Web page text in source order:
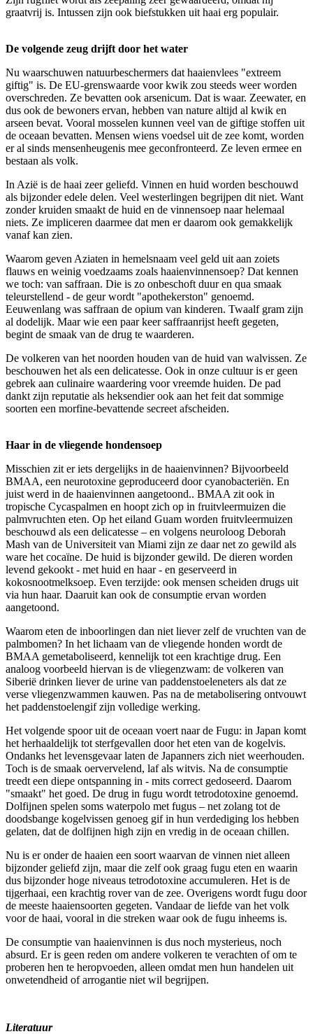
graatvrij is. Intussen zijn ook biefstukken uit haai erg populair.
De volgende zeug drijft door het water
Nu waarschuwen natuurbeschermers dat haaienvlees "extreem
giftig" is. De EU-grenswaarde voor kwik zou steeds weer worden
overschreden. Ze bevatten ook arsenicum. Dat is waar. Zeewater, en
dus ook de bewoners ervan, hebben van nature altijd al kwik en
arseen bevat. Vooral mosselen kunnen veel van de giftige stoffen uit
de oceaan bevatten. Mensen wiens voedsel uit de zee komt, worden
er al sinds mensenheugenis mee geconfronteerd. Ze leven ermee en
bestaan als volk.
In Azië is de haai zeer geliefd. Vinnen en huid worden beschouwd
als bijzonder edele delen. Veel westerlingen begrijpen dit niet. Want
zonder kruiden smaakt de huid en de vinnensoep naar helemaal
niets. Ze impliceren daarmee dat men er daarom ook gemakkelijk
vanaf kan zien.
Waarom geven Aziaten in hemelsnaam veel geld uit aan zoiets
flauws en weinig voedzaams zoals haaienvinnensoep? Dat kennen
we toch: van saffraan. Die is zo onbeschoft duur en qua smaak
teleurstellend - de geur wordt "apothekerston" genoemd.
Eeuwenlang was saffraan de opium van kinderen. Twaalf gram zijn
al dodelijk. Maar wie een paar keer saffraanrijst heeft gegeten,
begint de smaak van de drug te waarderen.
De volkeren van het noorden houden van de huid van walvissen. Ze
beschouwen het als een delicatesse. Ook in onze cultuur is er geen
gebrek aan culinaire waardering voor vreemde huiden. De pad
dankt zijn reputatie als heksendier ook aan het feit dat sommige
soorten een morfine-bevattende secreet afscheiden.
Haar in de vliegende hondensoep
Misschien zit er iets dergelijks in de haaienvinnen? Bijvoorbeeld
BMAA, een neurotoxine geproduceerd door cyanobacteriën. En
juist werd in de haaienvinnen aangetoond.. BMAA zit ook in
tropische Cycaspalmen en hoopt zich op in fruitvleermuizen die
palmvruchten eten. Op het eiland Guam worden fruitvleermuizen
beschouwd als een delicatesse – en volgens neuroloog Deborah
Mash van de Universiteit van Miami zijn ze daar net zo gewild als
ware het cocaïne. De huid is bijzonder gewild. De dieren worden
levend gekookt - met huid en haar - en geserveerd in
kokosnootmelksoep. Even terzijde: ook mensen scheiden drugs uit
via hun haar. Daaruit kan ook de consumptie ervan worden
aangetoond.
Waarom eten de inboorlingen dan niet liever zelf de vruchten van de
palmbomen? In het lichaam van de vliegende honden wordt de
BMAA gemetaboliseerd, kennelijk tot een krachtige drug. Een
analoog voorbeeld hiervan is de vliegenzwam: de volkeren van
Siberië drinken liever de urine van paddenstoeleneters als dat ze
verse vliegenzwammen kauwen. Pas na de metabolisering ontvouwt
het paddenstoelengif zijn volledige werking.
Het volgende spoor uit de oceaan voert naar de Fugu: in Japan komt
het herhaaldelijk tot sterfgevallen door het eten van de kogelvis.
Ondanks het levensgevaar laten de Japanners zich niet weerhouden.
Toch is de smaak oervervelend, laf als witvis. Na de consumptie
treedt een diepe ontspanning in - mits correct gedoseerd. Daarom
"smaakt" het goed. De drug in fugu wordt tetrodotoxine genoemd.
Dolfijnen spelen soms waterpolo met fugus – net zolang tot de
doodsbange kogelvissen genoeg gif in hun verdediging los hebben
gelaten, dat de dolfijnen high zijn en vredig in de oceaan chillen.
Nu is er onder de haaien een soort waarvan de vinnen niet alleen
bijzonder geliefd zijn, maar die zelf ook graag fugu eten en waarin
dus bijzonder hoge niveaus tetrodotoxine accumuleren. Het is de
tijgerhaai, een krachtig rover van de zee. Overigens wordt fugu door
de meeste haaiensoorten gegeten. Vandaar de liefde van het volk
voor de haai, vooral in die streken waar ook de fugu inheems is.
De consumptie van haaienvinnen is dus noch mysterieus, noch
absurd. Er is geen reden om andere volkeren te verachten of om te
proberen hen te heropvoeden, alleen omdat men hun handelen uit
onwetendheid of arrogantie niet wil begrijpen.
Literatuur